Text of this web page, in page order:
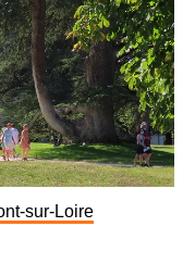
sur-Loire